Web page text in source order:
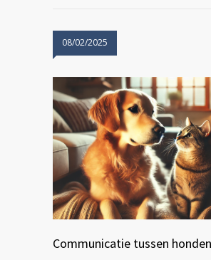
08/02/2025
Communicatie tussen